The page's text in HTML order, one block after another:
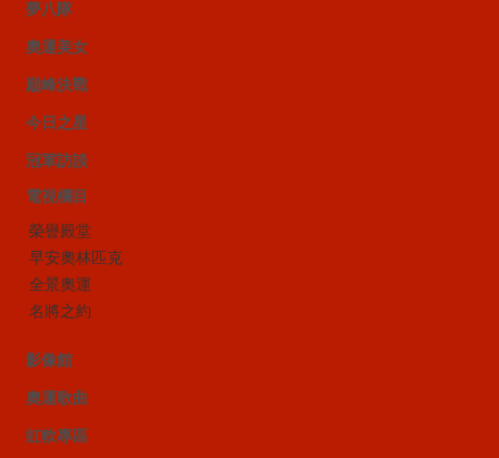
夢八隊
奧運美女
巔峰決戰
今日之星
冠軍訪談
電視欄目
榮譽殿堂
早安奧林匹克
全景奧運
名將之約
影像館
奧運歌曲
虹軟專區